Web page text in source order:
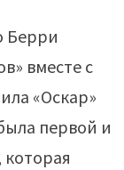
Берри
вместе с
«Оскар»
первой и